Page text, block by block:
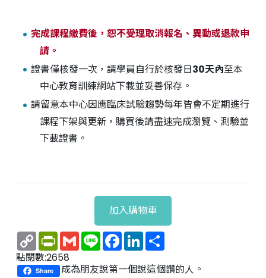
完成課程繳費後，恕不受理取消報名、異動或退款申
請。
證書僅核發一次，請學員自行於核發日30天內至本
中心教育訓練網站下載並妥善保存。
請留意本中心因應臨床試驗趨勢每年皆會不定期進行
課程下架與更新，購買後請盡速完成瀏覽、測驗並
下載證書。
加入購物車
Copy
Link
PrintFriendly
GmailLine Facebook
LinkedIn
點閱數:2658
Share
成為朋友說第一個說這個讚的人。